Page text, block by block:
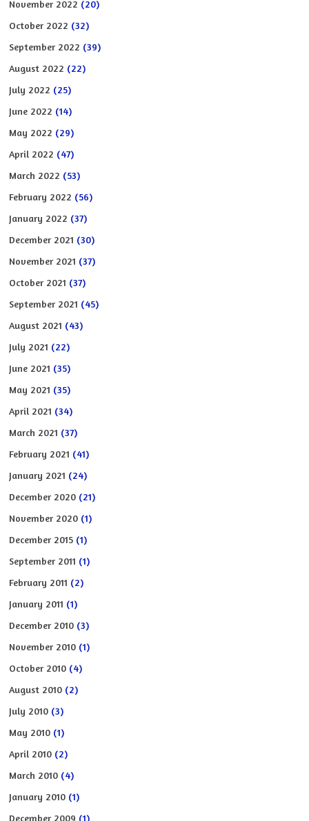
November 2022 (20)
October 2022 (32)
September 2022 (39)
August 2022 (22)
July 2022 (25)
June 2022 (14)
May 2022 (29)
April 2022 (47)
March 2022 (53)
February 2022 (56)
January 2022 (37)
December 2021 (30)
November 2021 (37)
October 2021 (37)
September 2021 (45)
August 2021 (43)
July 2021 (22)
June 2021 (35)
May 2021 (35)
April 2021 (34)
March 2021 (37)
February 2021 (41)
January 2021 (24)
December 2020 (21)
November 2020 (1)
December 2015 (1)
September 2011 (1)
February 2011 (2)
January 2011 (1)
December 2010 (3)
November 2010 (1)
October 2010 (4)
August 2010 (2)
July 2010 (3)
May 2010 (1)
April 2010 (2)
March 2010 (4)
January 2010 (1)
December 2009 (1)